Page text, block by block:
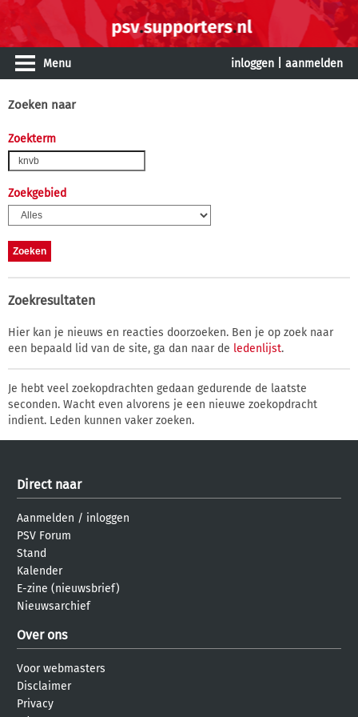
Menu inloggen aanmelden
Zoeken naar
Zoekterm
Zoekgebied
Zoekresultaten
Hier kan je nieuws en reacties doorzoeken. Ben je op zoek naar
een bepaald lid van de site, ga dan naar de ledenlijst.
Je hebt veel zoekopdrachten gedaan gedurende de laatste
seconden. Wacht even alvorens je een nieuwe zoekopdracht
indient. Leden kunnen vaker zoeken.
Direct naar
Aanmelden / inloggen
PSV Forum
Stand
Kalender
E-zine (nieuwsbrief)
Nieuwsarchief
Over ons
Voor webmasters
Disclaimer
Privacy